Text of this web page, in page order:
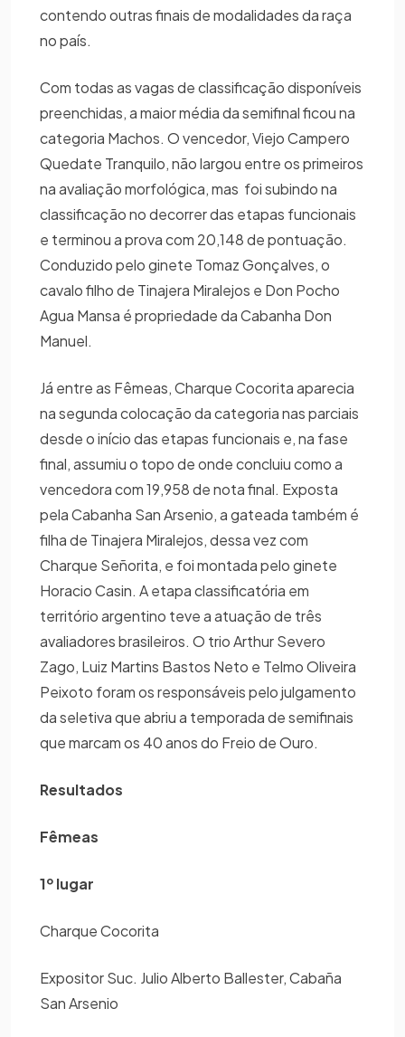
contendo outras finais de modalidades da raça
no país.
Com todas as vagas de classificação disponíveis
preenchidas, a maior média da semifinal ficou na
categoria Machos. O vencedor, Viejo Campero
Quedate Tranquilo, não largou entre os primeiros
na avaliação morfológica, mas foi subindo na
classificação no decorrer das etapas funcionais
e terminou a prova com 20,148 de pontuação.
Conduzido pelo ginete Tomaz Gonçalves, o
cavalo filho de Tinajera Miralejos e Don Pocho
Agua Mansa é propriedade da Cabanha Don
Manuel.
Já entre as Fêmeas, Charque Cocorita aparecia
na segunda colocação da categoria nas parciais
desde o início das etapas funcionais e, na fase
final, assumiu o topo de onde concluiu como a
vencedora com 19,958 de nota final. Exposta
pela Cabanha San Arsenio, a gateada também é
filha de Tinajera Miralejos, dessa vez com
Charque Señorita, e foi montada pelo ginete
Horacio Casin. A etapa classificatória em
território argentino teve a atuação de três
avaliadores brasileiros. O trio Arthur Severo
Zago, Luiz Martins Bastos Neto e Telmo Oliveira
Peixoto foram os responsáveis pelo julgamento
da seletiva que abriu a temporada de semifinais
que marcam os 40 anos do Freio de Ouro.
Resultados
Fêmeas
1º lugar
Charque Cocorita
Expositor Suc. Julio Alberto Ballester, Cabaña
San Arsenio